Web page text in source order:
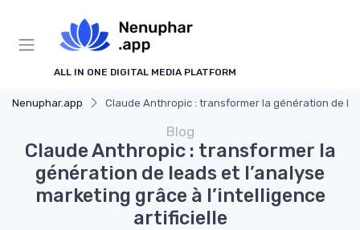
ALL IN ONE DIGITAL MEDIA PLATFORM
Nenuphar.app Claude Anthropic : transformer la génération de
Blog
Claude Anthropic : transformer la
génération de leads et l’analyse
marketing grâce à l’intelligence
artificielle